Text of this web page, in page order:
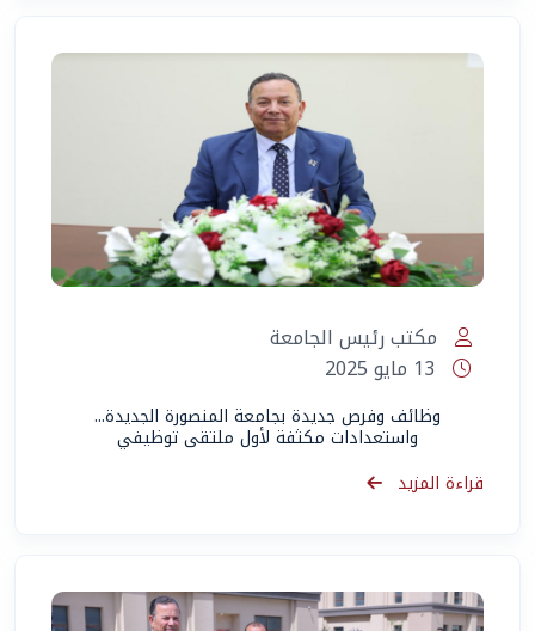
مكتب رئيس الجامعة
وظائف وفرص جديدة بجامعة المنصورة الجديدة...
واستعدادات مكثفة لأول ملتقى توظيفي
قراءة المزيد